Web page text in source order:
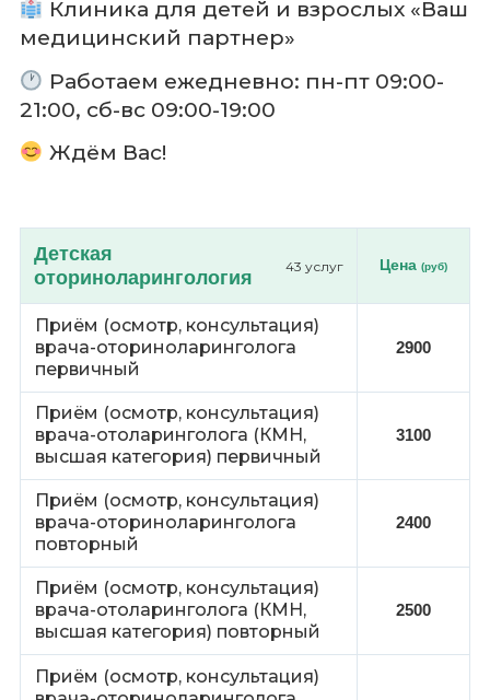
Клиника для детей и взрослых «Ваш
медицинский партнер»
Работаем ежедневно: пн-пт 09:00-
21:00, сб-вс 09:00-19:00
Ждём Вас!
Детская
оториноларингология
43 услуг Цена (руб)
Приём (осмотр, консультация)
врача-оториноларинголога
первичный
2900
Приём (осмотр, консультация)
врача-отоларинголога (КМН,
высшая категория) первичный
3100
Приём (осмотр, консультация)
врача-оториноларинголога
повторный
2400
Приём (осмотр, консультация)
врача-отоларинголога (КМН,
высшая категория) повторный
2500
Приём (осмотр, консультация)